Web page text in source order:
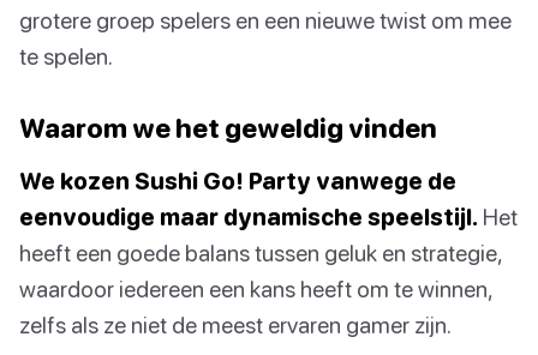
grotere groep spelers en een nieuwe twist om mee
te spelen.
Waarom we het geweldig vinden
We kozen Sushi Go! Party vanwege de
eenvoudige maar dynamische speelstijl. Het
heeft een goede balans tussen geluk en strategie,
waardoor iedereen een kans heeft om te winnen,
zelfs als ze niet de meest ervaren gamer zijn.